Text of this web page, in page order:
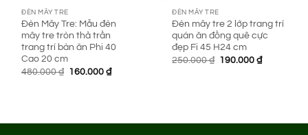
ĐÈN MÂY TRE
Đèn Mây Tre: Mẫu đèn
mây tre tròn thả trần
trang trí bàn ăn Phi 40
Cao 20 cm
480.000₫ Giá
160.000₫Giá
ĐÈN MÂY TRE
Đèn mây tre 2 lớp trang trí
quán ăn đồng quê cực
đẹp Fi 45 H24 cm
250.000₫ Giá
190.000₫Giá